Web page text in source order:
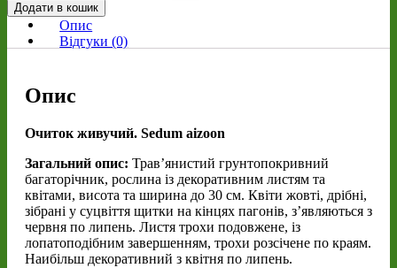
Додати в кошик
Опис
Відгуки (0)
Опис
Очиток живучий. Sedum aizoon
Загальний опис: Трав’янистий грунтопокривний
багаторічник, рослина із декоративним листям та
квітами, висота та ширина до 30 см. Квіти жовті, дрібні,
зібрані у суцвіття щитки на кінцях пагонів, з’являються з
червня по липень. Листя трохи подовжене, із
лопатоподібним завершенням, трохи розсічене по краям.
Наибільш декоративний з квітня по липень.